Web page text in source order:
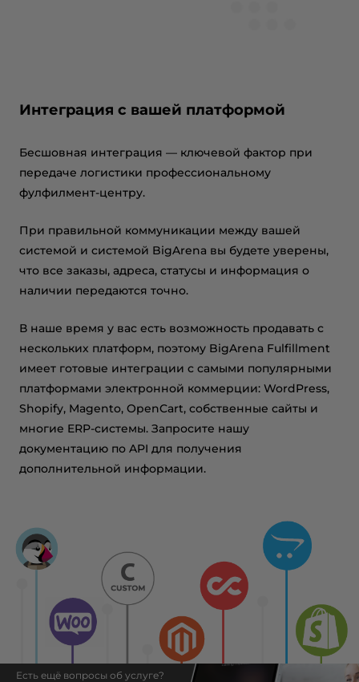
Интеграция с вашей платформой
Бесшовная интеграция — ключевой фактор при
передаче логистики профессиональному
фулфилмент-центру.
При правильной коммуникации между вашей
системой и системой BigArena вы будете уверены,
что все заказы, адреса, статусы и информация о
наличии передаются точно.
В наше время у вас есть возможность продавать с
нескольких платформ, поэтому BigArena Fulfillment
имеет готовые интеграции с самыми популярными
платформами электронной коммерции: WordPress,
Shopify, Magento, OpenCart, собственные сайты и
многие ERP-системы. Запросите нашу
документацию по API для получения
дополнительной информации.
Есть ещё вопросы об услуге?